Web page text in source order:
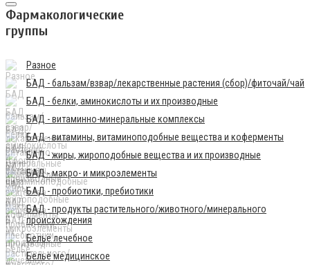
Фармакологические
группы
Разное
БАД - бальзам/взвар/лекарственные растения (сбор)/фиточай/чай
БАД - белки, аминокислоты и их производные
БАД - витаминно-минеральные комплексы
БАД - витамины, витаминоподобные вещества и коферменты
БАД - жиры, жироподобные вещества и их производные
БАД - макро- и микроэлементы
БАД - пробиотики, пребиотики
БАД - продукты растительного/животного/минерального
происхождения
Бельё лечебное
Бельё медицинское